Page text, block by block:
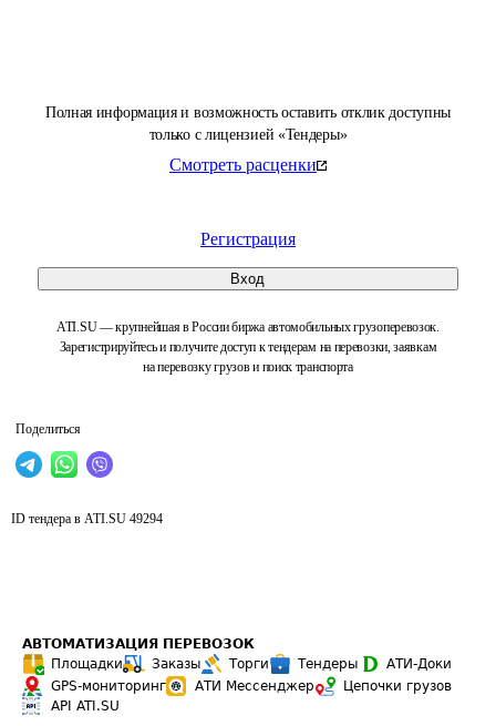
Полная информация и возможность оставить отклик доступны
только с лицензией «Тендеры»
Смотреть расценки
Регистрация
Вход
ATI.SU — крупнейшая в России биржа автомобильных грузоперевозок.
Зарегистрируйтесь и получите доступ к тендерам на перевозки, заявкам
на перевозку грузов и поиск транспорта
Поделиться
ID тендера в ATI.SU 49294
АВТОМАТИЗАЦИЯ ПЕРЕВОЗОК
Площадки
Заказы Торги Тендеры
АТИ-Доки
GPS-мониторинг
АТИ Мессенджер
Цепочки грузов
API ATI.SU